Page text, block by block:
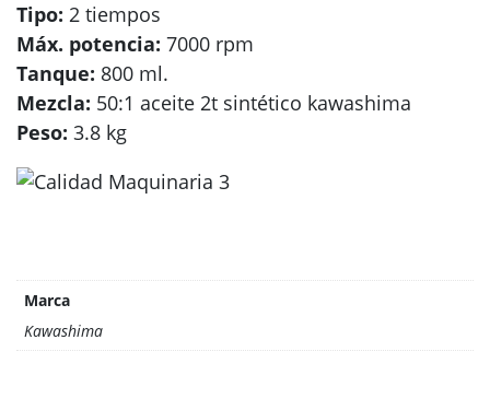
Tipo: 2 tiempos
Máx. potencia: 7000 rpm
Tanque: 800 ml.
Mezcla: 50:1 aceite 2t sintético kawashima
Peso: 3.8 kg
Marca
Kawashima